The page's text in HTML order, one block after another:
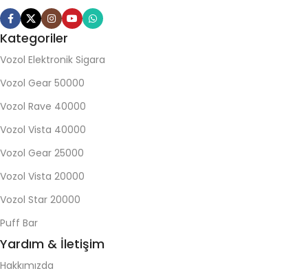
Kategoriler
Vozol Elektronik Sigara
Vozol Gear 50000
Vozol Rave 40000
Vozol Vista 40000
Vozol Gear 25000
Vozol Vista 20000
Vozol Star 20000
Puff Bar
Yardım & İletişim
Hakkımızda